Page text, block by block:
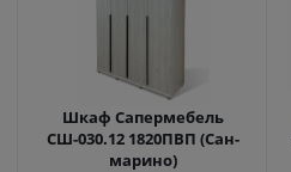
Шкаф Сапермебель
СШ-030.12 1820ПВП (Сан-
марино)